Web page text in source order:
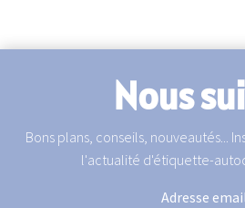
Nous
Bons plans, conseils, nouveautés...
l'actualité d'étiquette-
Adresse